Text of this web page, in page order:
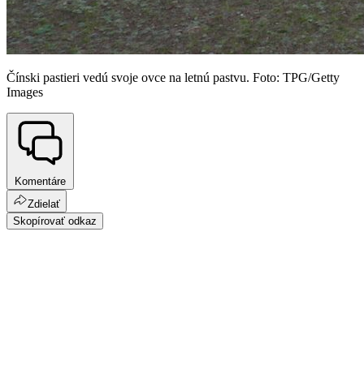
Čínski pastieri vedú svoje ovce na letnú pastvu. Foto: TPG/Getty
Images
Komentáre
Zdielať
Skopírovať odkaz